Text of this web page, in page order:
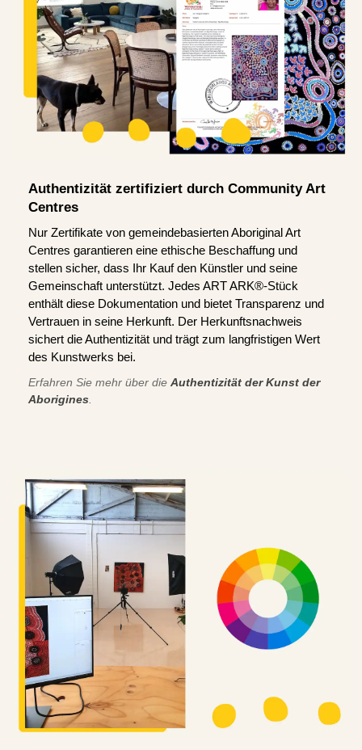
Authentizität zertifiziert durch Community Art
Centres
Nur Zertifikate von gemeindebasierten Aboriginal Art
Centres garantieren eine ethische Beschaffung und
stellen sicher, dass Ihr Kauf den Künstler und seine
Gemeinschaft unterstützt. Jedes ART ARK®-Stück
enthält diese Dokumentation und bietet Transparenz und
Vertrauen in seine Herkunft. Der Herkunftsnachweis
sichert die Authentizität und trägt zum langfristigen Wert
des Kunstwerks bei.
Erfahren Sie mehr über die Authentizität der Kunst der
Aborigines